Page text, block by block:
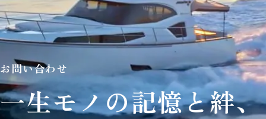
お問い合わせ
一生モノの記憶と絆、